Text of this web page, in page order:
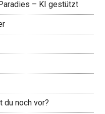
– KI gestützt
du noch vor?